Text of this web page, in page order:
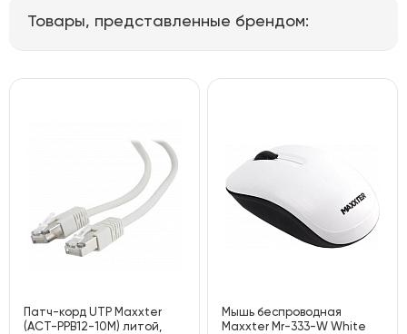
Товары, представленные брендом:
Патч-корд UTP Maxxter
(ACT-PPB12-10M) литой,
Мышь беспроводная
Maxxter Mr-333-W White